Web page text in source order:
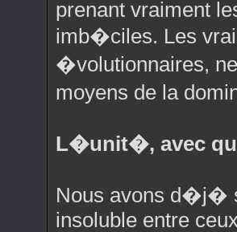
prenant vraiment
imb�ciles. Les
�volutionnaires,
moyens de la
L�unit�, avec
Nous avons d�j�
insoluble entre